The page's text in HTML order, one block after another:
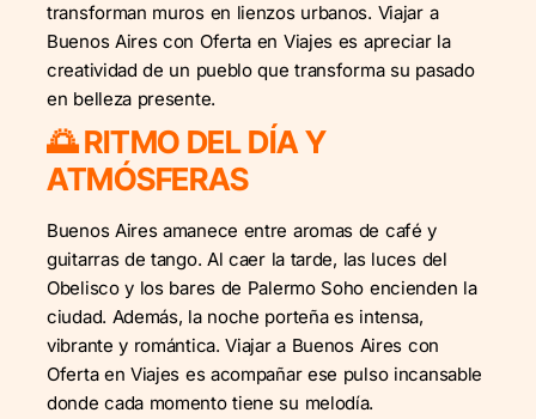
transforman muros en lienzos urbanos. Viajar a
Buenos Aires con Oferta en Viajes es apreciar la
creatividad de un pueblo que transforma su pasado
en belleza presente.
🌅 RITMO DEL DÍA Y
ATMÓSFERAS
Buenos Aires amanece entre aromas de café y
guitarras de tango. Al caer la tarde, las luces del
Obelisco y los bares de Palermo Soho encienden la
ciudad. Además, la noche porteña es intensa,
vibrante y romántica. Viajar a Buenos Aires con
Oferta en Viajes es acompañar ese pulso incansable
donde cada momento tiene su melodía.